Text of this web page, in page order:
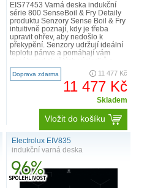
EIS77453 Varná deska indukční
série 800 SenseBoil & Fry Detaily
produktu Senzory Sense Boil & Fry
intuitivně poznají, kdy je třeba
upravit ohřev, aby nedošlo k
překypění. Senzory udržují ideální
teplotu pánve a pomáhají vám
úspory energie – ať..
Doprava zdarma 11 477 Kč
11 477 Kč
Skladem
Vložit do košíku
Electrolux EIV835
indukční varná deska